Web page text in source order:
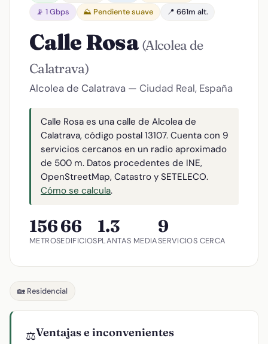
📡 1 Gbps
⛰️ Pendiente suave 📍 661m alt.
Calle Rosa (Alcolea de
Calatrava)
Alcolea de Calatrava — Ciudad Real, España
Calle Rosa es una calle de Alcolea de
Calatrava, código postal 13107. Cuenta con 9
servicios cercanos en un radio aproximado
de 500 m. Datos procedentes de INE,
OpenStreetMap, Catastro y SETELECO.
Cómo se calcula.
156
METROS
66
EDIFICIOS
1.3
PLANTAS MEDIA
9
SERVICIOS CERCA
🏡 Residencial
⚖️Ventajas e inconvenientes